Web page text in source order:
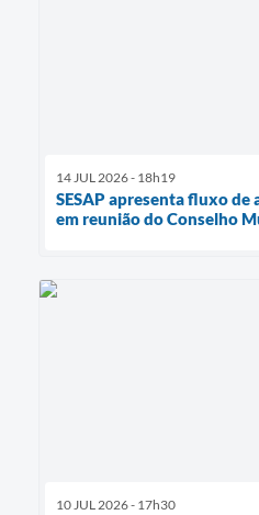
14 JUL 2026 - 18h19
SESAP apresenta fluxo
em reunião do Conselho
10 JUL 2026 - 17h30